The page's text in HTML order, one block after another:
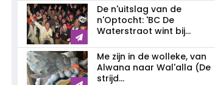
De n'uitslag van de
n'Optocht: 'BC De
Waterstraot wint bij...
Me zijn in de wolleke, van
Alwana naar Wal'alla (De
strijd...